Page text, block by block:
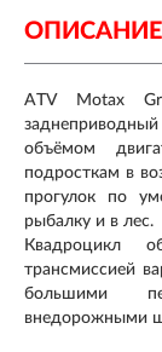
ОПИСАНИЕ
ATV Motax
объёмом
подросткам в
прогулок по
рыбалку и в лес.
Квадроцикл
трансмиссией
большими
внедорожными